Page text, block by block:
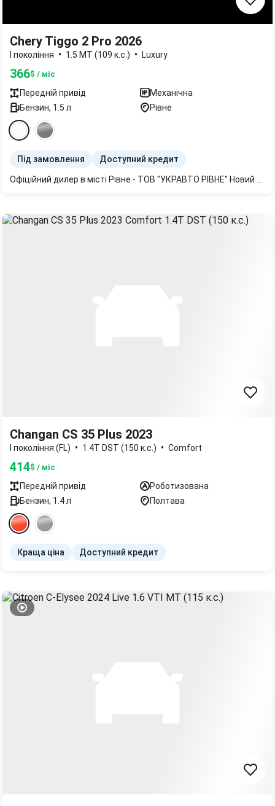
Chery Tiggo 2 Pro 2026
I покоління • 1.5 MT (109 к.с.) • Luxury
366$ / міс
Передній привід
Механічна
Бензин, 1.5 л Рівне
Під замовлення Доступний кредит
Changan CS 35 Plus 2023
I покоління (FL) • 1.4T DST (150 к.с.) • Comfort
414$ / міс
Передній привід
Роботизована
Бензин, 1.4л Полтава
Краща ціна Доступний кредит